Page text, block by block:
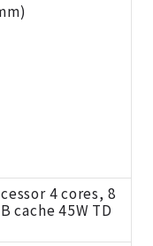
4 cores, 8
cache 45W TD